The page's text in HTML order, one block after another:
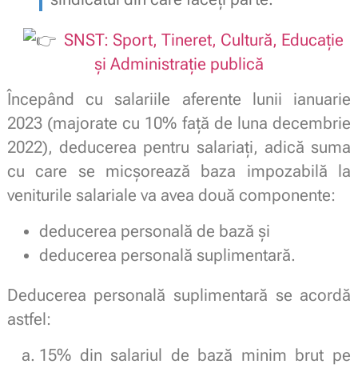
SNST: Sport, Tineret, Cultură, Educație
și Administrație publică
Începând cu salariile aferente lunii ianuarie
2023 (majorate cu 10% față de luna decembrie
2022), deducerea pentru salariați, adică suma
cu care se micșorează baza impozabilă la
veniturile salariale va avea două componente:
deducerea personală de bază și
deducerea personală suplimentară.
Deducerea personală suplimentară se acordă
astfel:
15% din salariul de bază minim brut pe